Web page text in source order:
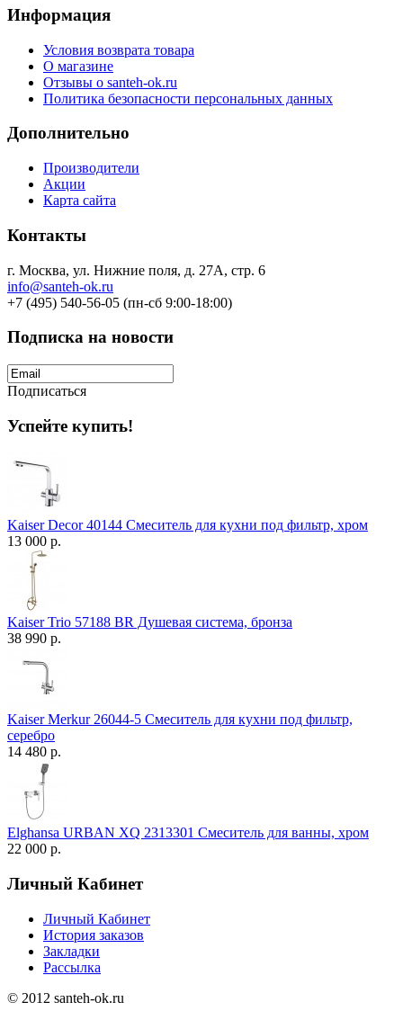
Информация
Условия возврата товара
О магазине
Отзывы о santeh-ok.ru
Политика безопасности персональных данных
Дополнительно
Производители
Акции
Карта сайта
Контакты
г. Москва, ул. Нижние поля, д. 27А, стр. 6
info@santeh-ok.ru
+7 (495) 540-56-05 (пн-сб 9:00-18:00)
Подписка на новости
Подписаться
Успейте купить!
Kaiser Decor 40144 Смеситель для кухни под фильтр, хром
13 000 р.
Kaiser Trio 57188 BR Душевая система, бронза
38 990 р.
Kaiser Merkur 26044-5 Смеситель для кухни под фильтр,
серебро
14 480 р.
Elghansa URBAN XQ 2313301 Смеситель для ванны, хром
22 000 р.
Личный Кабинет
Личный Кабинет
История заказов
Закладки
Рассылка
© 2012 santeh-ok.ru